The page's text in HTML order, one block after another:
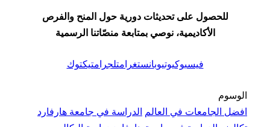
للحصول على تحديثات دورية حول المنح والفرص
الأكاديمية، نوصي بمتابعة منصّاتنا الرسمية
يوتيوبانستغرامتلجرام تيكتوك
الجامعات في العالم الدراسة في جامعة هارفارد